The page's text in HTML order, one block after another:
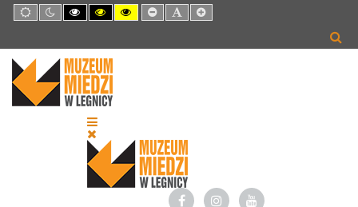
Default
mode
Night
mode
High
Contrast
mode
High
Contrast
mode
High
Contrast
mode
Set
Smaller
Set
Default
Set
Larger